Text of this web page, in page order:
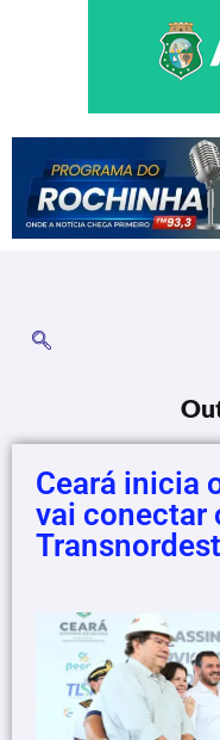
Ceará inicia
vai conectar